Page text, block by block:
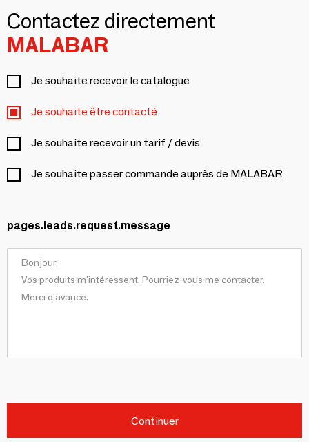
Contactez directement
MALABAR
Je souhaite recevoir le catalogue
Je souhaite être contacté
Je souhaite recevoir un tarif / devis
Je souhaite passer commande auprès de MALABAR
pages.leads.request.message
Continuer